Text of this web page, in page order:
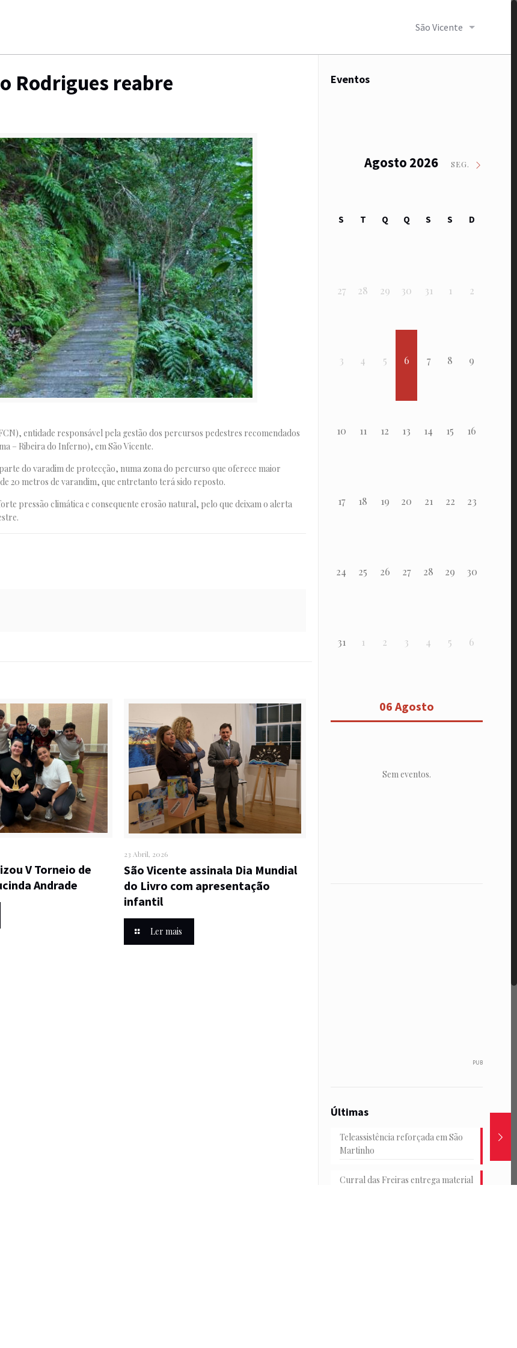
São Vicente
Rodrigues reabre
entidade responsável pela gestão dos percursos pedestres recomendados
– Ribeira do Inferno), em São Vicente.
do varadim de protecção, numa zona do percurso que oferece maior
20 metros de varandim, que entretanto terá sido reposto.
pressão climática e consequente erosão natural, pelo que deixam o alerta
V Torneio de
Andrade
23 Abril, 2026
São Vicente assinala Dia Mundial
do Livro com apresentação
infantil
Ler mais
Eventos
Agosto 2026 SEG.
S T Q Q S S D
27 28 29 30 31 1 2
3 4 5 6 7 8 9
10 11 12 13 14 15 16
17 18 19 20 21 22 23
24 25 26 27 28 29 30
31 1 2 3 4 5 6
06 Agosto
Sem eventos.
PUB
Últimas
Teleassistência reforçada em São
Martinho
Curral das Freiras entrega material